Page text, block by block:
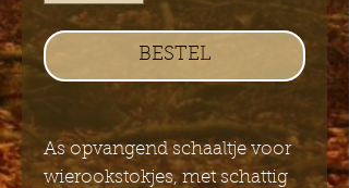
BESTEL
As opvangend schaaltje voor
wierookstokjes, met schattig